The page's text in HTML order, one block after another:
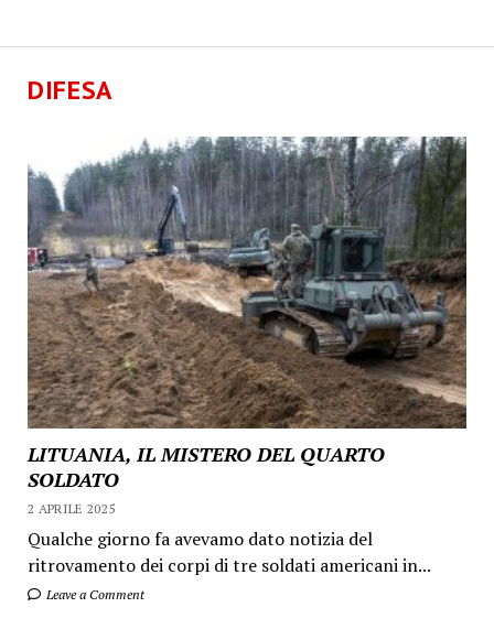
DIFESA
LITUANIA, IL MISTERO DEL QUARTO
SOLDATO
2 APRILE 2025
Qualche giorno fa avevamo dato notizia del
ritrovamento dei corpi di tre soldati americani in...
Leave a Comment